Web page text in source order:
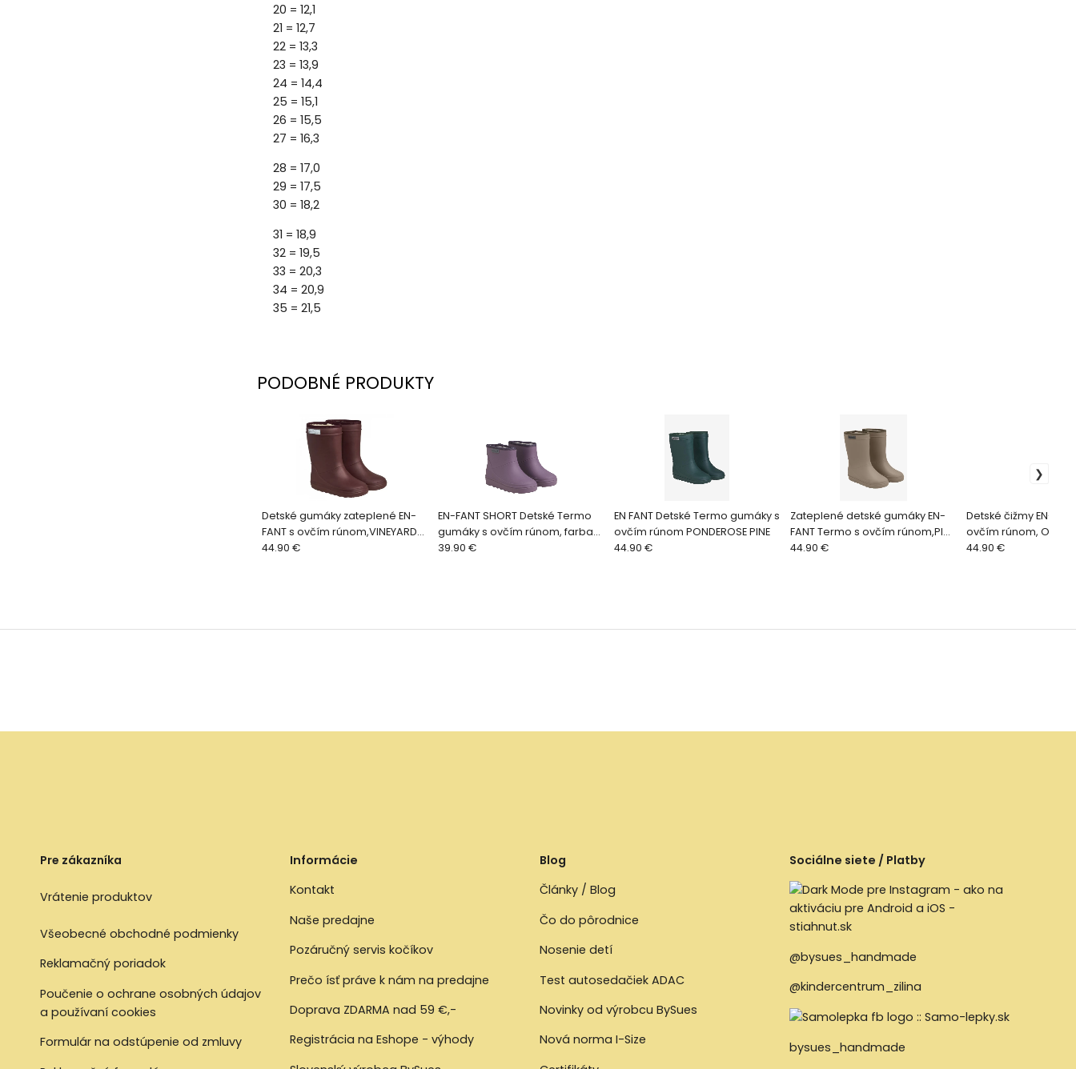
20 = 12,1
21 = 12,7
22 = 13,3
23 = 13,9
24 = 14,4
25 = 15,1
26 = 15,5
27 = 16,3
28 = 17,0
29 = 17,5
30 = 18,2
31 = 18,9
32 = 19,5
33 = 20,3
34 = 20,9
35 = 21,5
PODOBNÉ PRODUKTY
Detské gumáky zateplené EN-
FANT s ovčím rúnom,VINEYARD
WINE
44.90 €
EN-FANT SHORT Detské Termo
gumáky s ovčím rúnom, farba
FLINT
39.90 €
EN FANT Detské Termo gumáky s
ovčím rúnom PONDEROSE PINE
44.90 €
Zateplené detské gumáky EN-
FANT Termo s ovčím rúnom,PINE
BARK
44.90 €
Detské čižmy EN-
ovčím rúnom,
44.90 €
Pre zákazníka
Vrátenie produktov
Všeobecné obchodné podmienky
Reklamačný poriadok
Poučenie o ochrane osobných údajov
a používaní cookies
Formulár na odstúpenie od zmluvy
Informácie
Kontakt
Naše predajne
Pozáručný servis kočíkov
Prečo ísť práve k nám na predajne
Doprava ZDARMA nad 59 €,-
Registrácia na Eshope - výhody
Blog
Články / Blog
Čo do pôrodnice
Nosenie detí
Test autosedačiek ADAC
Novinky od výrobcu BySues
Nová norma I-Size
Sociálne siete / Platby
@bysues_handmade
@kindercentrum_zilina
bysues_handmade